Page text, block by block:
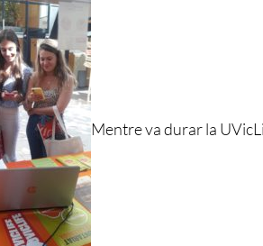
Mentre va durar la